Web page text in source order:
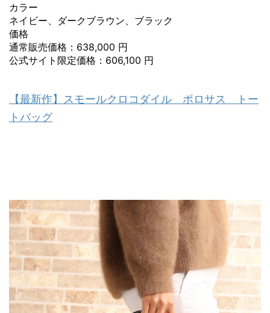
カラー
ネイビー、ダークブラウン、ブラック
価格
通常販売価格：638,000 円
公式サイト限定価格：606,100 円
【最新作】スモールクロコダイル ポロサス トー
トバッグ